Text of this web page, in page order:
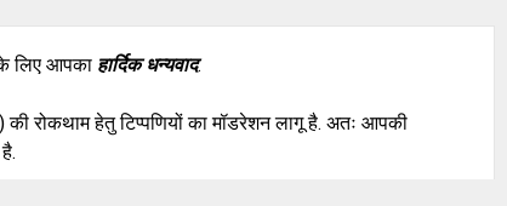
लिए आपका हार्दिक धन्यवाद.
की रोकथाम हेतु टिप्पणियों का मॉडरेशन लागू है. अतः आपकी